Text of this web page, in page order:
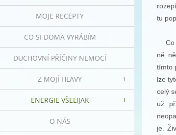
MOJE RECEPTY
CO SI DOMA VYRÁBÍM
DUCHOVNÍ PŘÍČINY NEMOCÍ
Z MOJÍ HLAVY
ENERGIE VŠELIJAK
O NÁS
tu
Co
ně
tímto
lze
celý
už
je.